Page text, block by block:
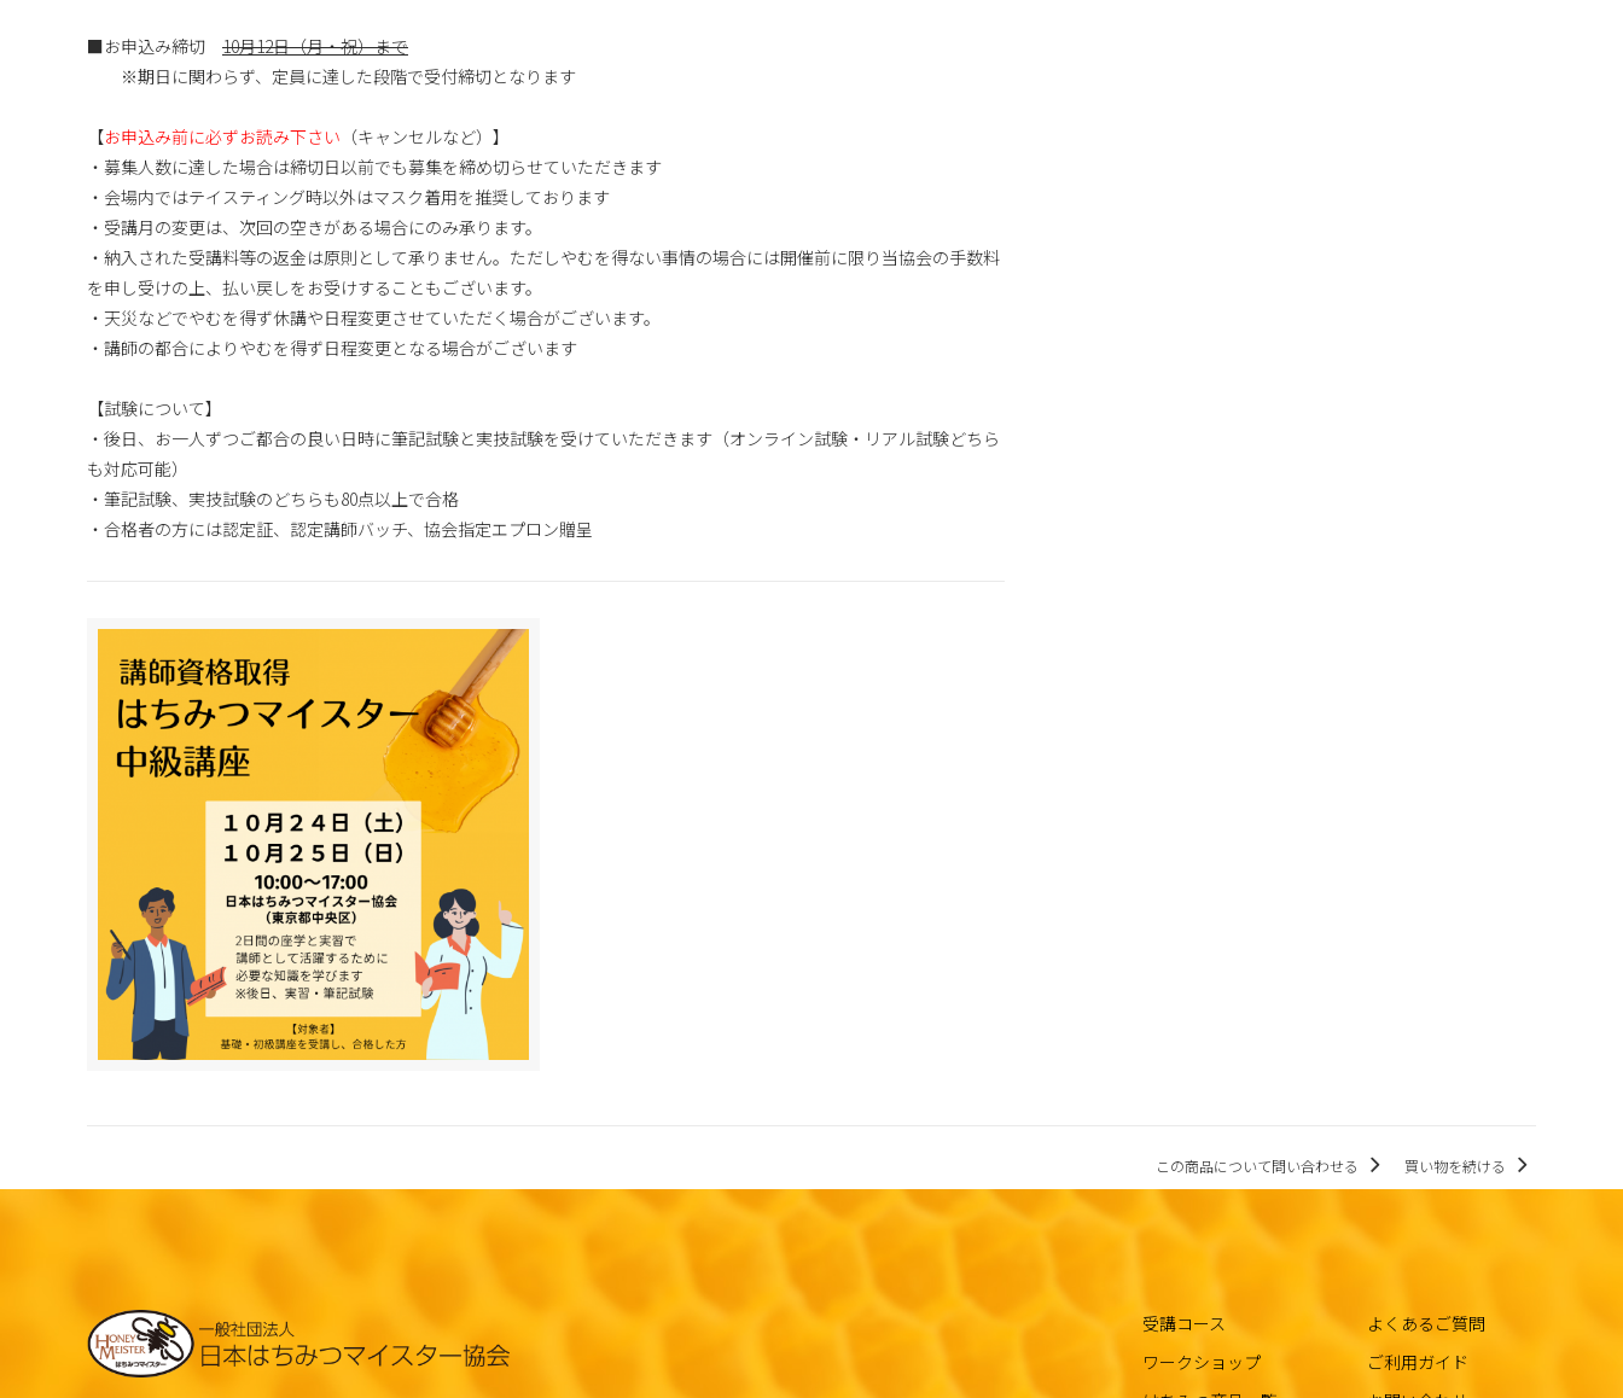
■お申込み締切 10月12日（月・祝）まで
※期日に関わらず、定員に達した段階で受付締切となります
【お申込み前に必ずお読み下さい （キャンセルなど）】
・募集人数に達した場合は締切日以前でも募集を締め切らせていただきます
・会場内ではテイスティング時以外はマスク着用を推奨しております
・受講月の変更は、次回の空きがある場合にのみ承ります。
・納入された受講料等の返金は原則として承りません。ただしやむを得ない事情の場合には開催前に限り当協会の手数料
を申し受けの上、払い戻しをお受けすることもございます。
・天災などでやむを得ず休講や日程変更させていただく場合がございます。
・講師の都合によりやむを得ず日程変更となる場合がございます
【試験について】
・後日、お一人ずつご都合の良い日時に筆記試験と実技試験を受けていただきます（オンライン試験・リアル試験どちら
も対応可能）
・筆記試験、実技試験のどちらも80点以上で合格
・合格者の方には認定証、認定講師バッチ、協会指定エプロン贈呈
この商品について問い合わせる 買い物を続ける
受講コース
ワークショップ
よくあるご質問
ご利用ガイド